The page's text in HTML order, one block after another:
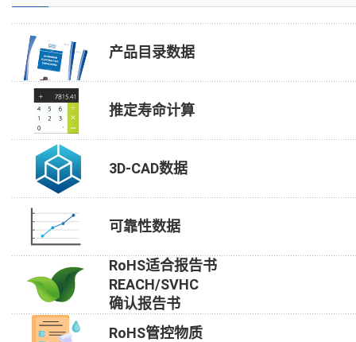
产品目录数据
推定寿命计算
3D-CAD数据
可靠性数据
RoHS适合报告书
REACH/SVHC
确认报告书
RoHS管控物质